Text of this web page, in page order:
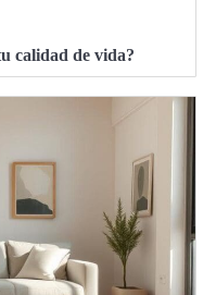
calidad de vida?